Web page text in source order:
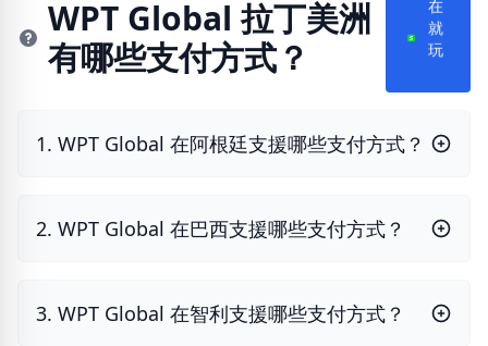
WPT Global 拉丁美洲
有哪些支付方式？
在
就
玩
1. WPT Global 在阿根廷支援哪些支付方式？
2. WPT Global 在巴西支援哪些支付方式？
3. WPT Global 在智利支援哪些支付方式？